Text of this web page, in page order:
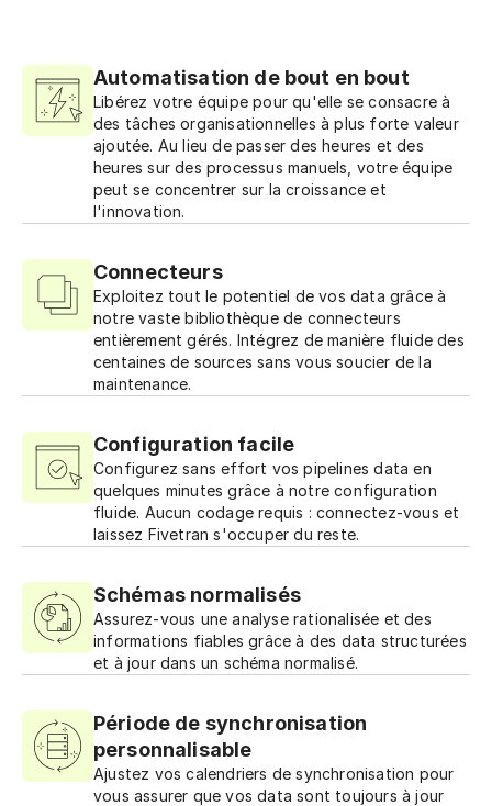
Automatisation de bout en bout
Libérez votre équipe pour qu'elle se consacre à
des tâches organisationnelles à plus forte valeur
ajoutée. Au lieu de passer des heures et des
heures sur des processus manuels, votre équipe
peut se concentrer sur la croissance et
l'innovation.
Connecteurs
Exploitez tout le potentiel de vos data grâce à
notre vaste bibliothèque de connecteurs
entièrement gérés. Intégrez de manière fluide des
centaines de sources sans vous soucier de la
maintenance.
Configuration facile
Configurez sans effort vos pipelines data en
quelques minutes grâce à notre configuration
fluide. Aucun codage requis : connectez-vous et
laissez Fivetran s'occuper du reste.
Schémas normalisés
Assurez-vous une analyse rationalisée et des
informations fiables grâce à des data structurées
et à jour dans un schéma normalisé.
Période de synchronisation
personnalisable
Ajustez vos calendriers de synchronisation pour
vous assurer que vos data sont toujours à jour